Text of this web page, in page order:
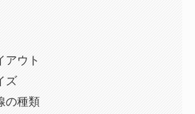
ウト
ズ
の種類